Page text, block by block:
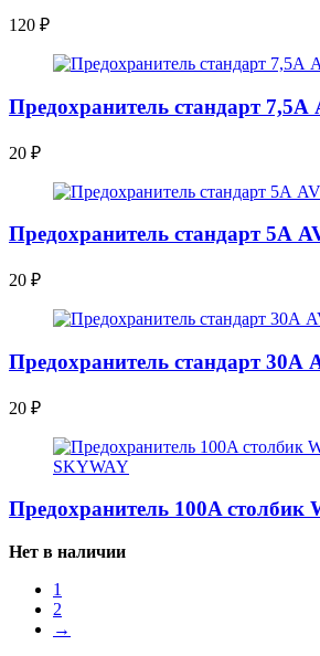
120 ₽
Предохранитель стандарт 7,5А
20 ₽
Предохранитель стандарт 5А
20 ₽
Предохранитель стандарт 30А
20 ₽
Предохранитель 100A столбик
Нет в наличии
1
2
→